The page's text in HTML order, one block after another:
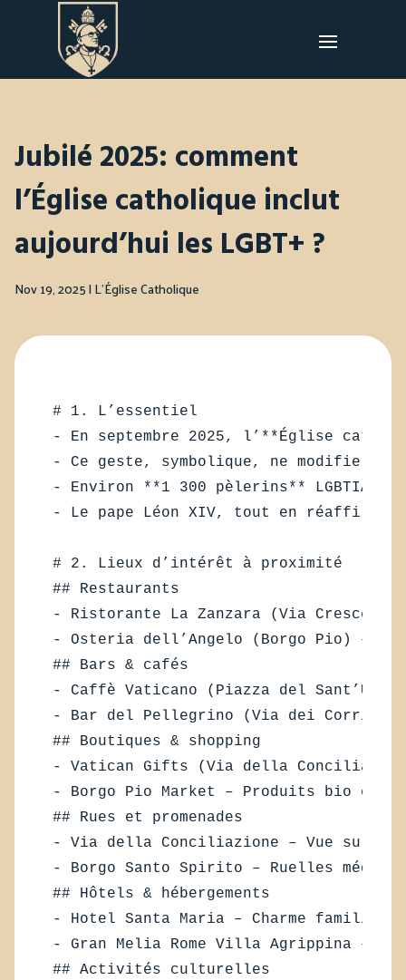
Jubilé 2025: comment
l’Église catholique inclut
aujourd’hui les LGBT+ ?
Nov 19, 2025| L'Église Catholique
# 1. L’essentiel
- En septembre 2025, l’**Église
- Ce geste, symbolique, ne modifie
- Environ **1 300 pèlerins** LGBTIA+
- Le pape Léon XIV, tout en
# 2. Lieux d’intérêt à proximité
## Restaurants
- Ristorante La Zanzara (Via
- Osteria dell’Angelo (Borgo Pio) –
## Bars & cafés
- Caffè Vaticano (Piazza del
- Bar del Pellegrino (Via dei
## Boutiques & shopping
- Vatican Gifts (Via della
- Borgo Pio Market – Produits bio et
## Rues et promenades
- Via della Conciliazione – Vue sur
- Borgo Santo Spirito – Ruelles
## Hôtels & hébergements
- Hotel Santa Maria – Charme
- Gran Melia Rome Villa Agrippina –
## Activités culturelles